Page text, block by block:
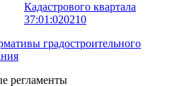
Кадастрового квартала
37:01:020210
градостроительного
регламенты